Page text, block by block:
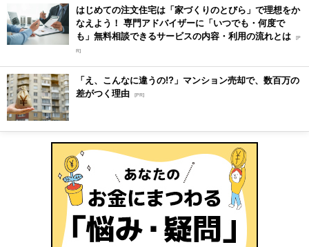
はじめての注文住宅は「家づくりのとびら」で理想をか
なえよう！ 専門アドバイザーに「いつでも・何度で
も」無料相談できるサービスの内容・利用の流れとは [P
R]
「え、こんなに違うの!?」マンション売却で、数百万の
差がつく理由 [PR]